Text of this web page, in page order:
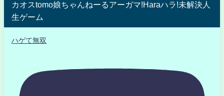
カオスtomo娘ちゃんねーるアーガマ!Haraハラ!未解決人
生ゲーム
ハゲて無双